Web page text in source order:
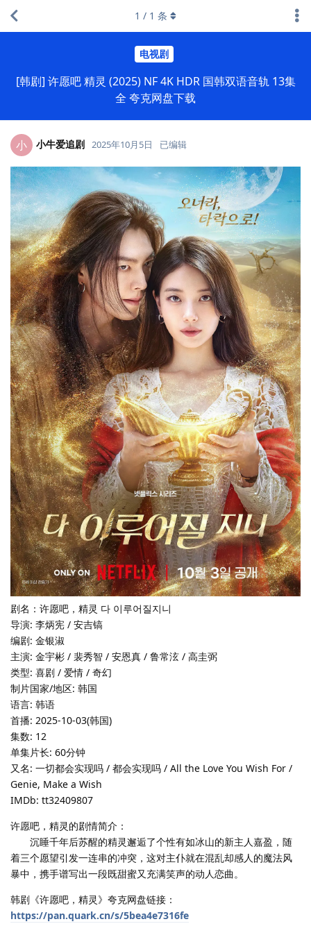
电视剧
[韩剧] 许愿吧 精灵 (2025) NF 4K HDR 国韩双语音轨 13集
全 夸克网盘下载
1 / 1 条
小 小牛爱追剧 2025年10月5日 已编辑
剧名：许愿吧，精灵 다 이루어질지니
导演: 李炳宪 / 安吉镐
编剧: 金银淑
主演: 金宇彬 / 裴秀智 / 安恩真 / 鲁常泫 / 高圭弼
类型: 喜剧 / 爱情 / 奇幻
制片国家/地区: 韩国
语言: 韩语
首播: 2025-10-03(韩国)
集数: 12
单集片长: 60分钟
又名: 一切都会实现吗 / 都会实现吗 / All the Love You Wish For /
Genie, Make a Wish
IMDb: tt32409807
许愿吧，精灵的剧情简介：
沉睡千年后苏醒的精灵邂逅了个性有如冰山的新主人嘉盈，随
着三个愿望引发一连串的冲突，这对主仆就在混乱却感人的魔法风
暴中，携手谱写出一段既甜蜜又充满笑声的动人恋曲。
韩剧《许愿吧，精灵》夸克网盘链接：
https://pan.quark.cn/s/5bea4e7316fe